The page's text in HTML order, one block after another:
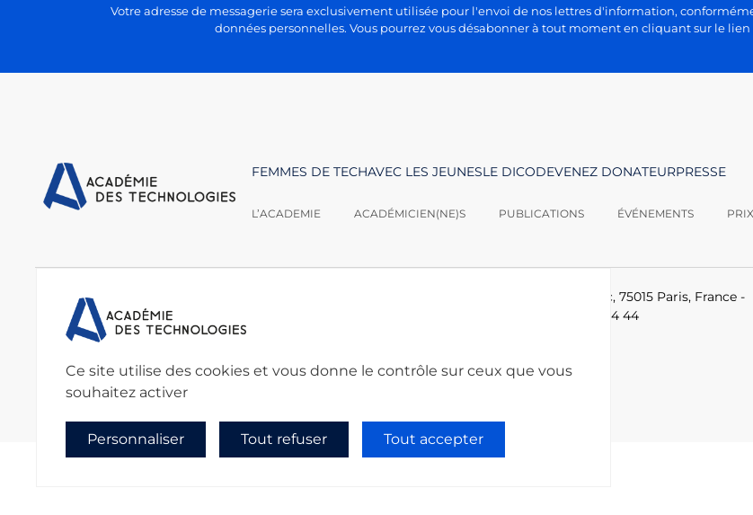
Ce site utilise des cookies et vous donne le contrôle sur ceux que vous
souhaitez activer
Tout accepter
Tout refuser
Personnaliser
Votre adresse de messagerie sera exclusivement utilisée pour l'envoi de nos lettres d'information,
données personnelles. Vous pourrez vous désabonner à tout moment en cliquant sur le
FEMMES DE TECHAVEC LES JEUNESLE DICODEVENEZ DONATEURPRESSE
L’ACADEMIE ACADÉMICIEN(NE)S PUBLICATIONS ÉVÉNEMENTS PRIX
Le Ponant, 19 rue Leblanc, 75015 Paris, France -
+33 (0)1 53 85 44 44